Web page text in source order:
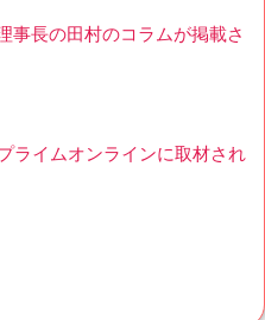
事長の田村のコラムが掲載さ
ライムオンラインに取材され